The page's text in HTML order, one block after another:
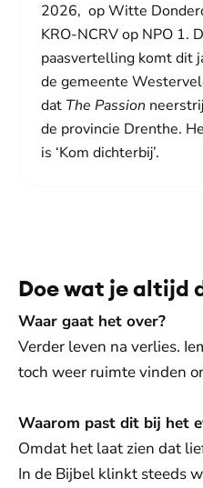
2026, op Witte
KRO-NCRV op NPO 1.
paasvertelling komt dit
de gemeente
dat The Passion
de provincie Drenthe.
is ‘Kom dichterbij’.
Doe wat je altijd
Waar gaat het over?
Verder leven na verlies.
toch weer ruimte vinden
Waarom past dit bij het
Omdat het laat zien dat
In de Bijbel klinkt steeds